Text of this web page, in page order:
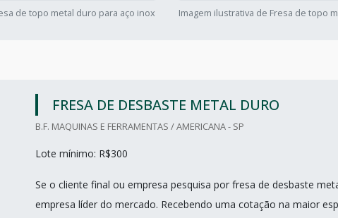
de topo metal duro para aço inox Imagem ilustrativa de Fresa de topo
FRESA DE DESBASTE METAL DURO
B.F. MAQUINAS E FERRAMENTAS / AMERICANA - SP
Lote mínimo: R$300
Se o cliente final ou empresa pesquisa por fresa de desbaste
empresa líder do mercado. Recebendo uma cotação na maior